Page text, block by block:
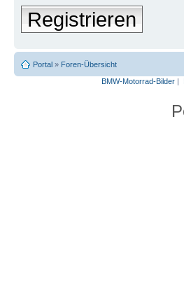
Registrieren
Portal » Foren-Übersicht
BMW-Motorrad-Bilder|